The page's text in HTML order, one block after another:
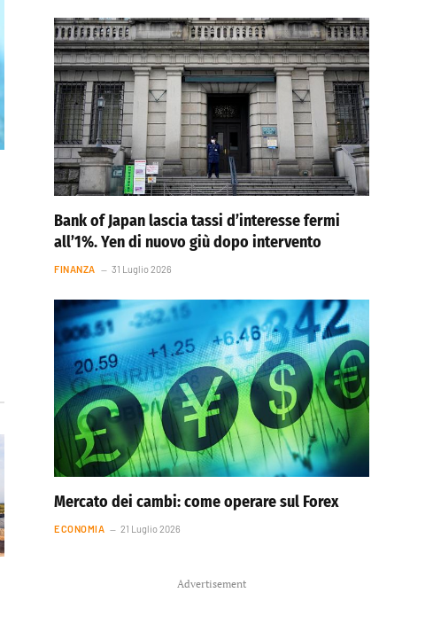
Bank of Japan lascia tassi d’interesse fermi
all’1%. Yen di nuovo giù dopo intervento
FINANZA 31 Luglio 2026
Mercato dei cambi: come operare sul Forex
ECONOMIA 21 Luglio 2026
Advertisement